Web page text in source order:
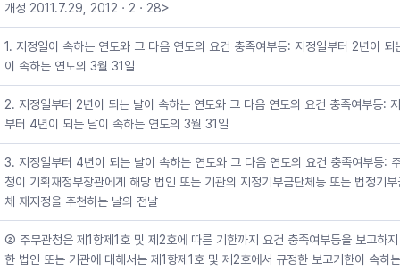
개정 2011.7.29, 2012ㆍ2ㆍ28>
1. 지정일이 속하는 연도와 그 다음 연도의 요건 충족여부등: 지정일부터 2년이 되
이 속하는 연도의 3월 31일
2. 지정일부터 2년이 되는 날이 속하는 연도와 그 다음 연도의 요건 충족여부등:
부터 4년이 되는 날이 속하는 연도의 3월 31일
3. 지정일부터 4년이 되는 날이 속하는 연도와 그 다음 연도의 요건 충족여부등:
청이 기획재정부장관에게 해당 법인 또는 기관의 지정기부금단체등 또는 법정기부
체 재지정을 추천하는 날의 전날
② 주무관청은 제1항제1호 및 제2호에 따른 기한까지 요건 충족여부등을 보고하
한 법인 또는 기관에 대해서는 제1항제1호 및 제2호에서 규정한 보고기한이 속하